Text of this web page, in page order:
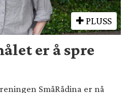
PLUSS
er å spre
SmåRådina er nå